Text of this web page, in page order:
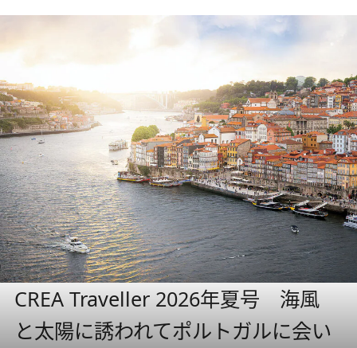
CREA Traveller 2026年夏号 海風
と太陽に誘われてポルトガルに会い